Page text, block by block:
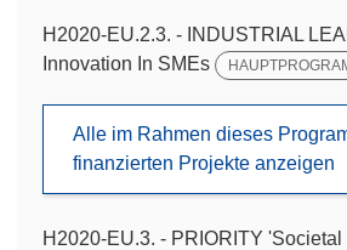
H2020-EU.2.3. - INDUSTRIAL
Innovation In SMEs
Alle im Rahmen dieses
finanzierten Projekte anzeigen
H2020-EU.3. - PRIORITY